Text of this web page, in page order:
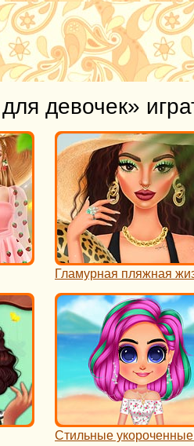
девочек»
Гламурная пляжная
Стильные